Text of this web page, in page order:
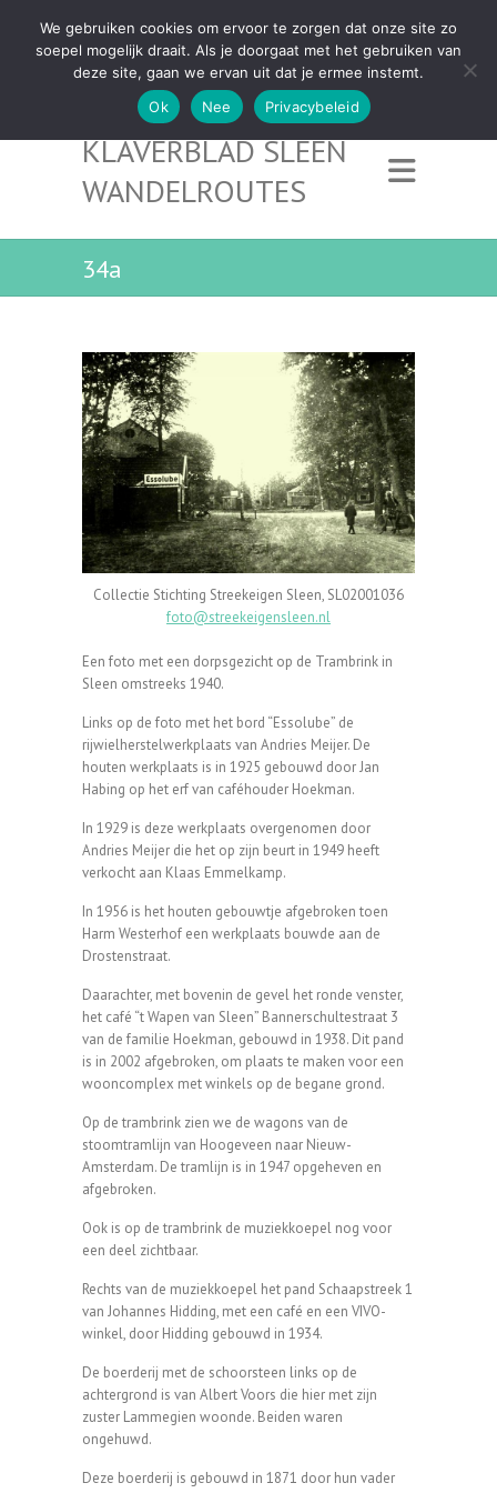
KLAVERBLAD SLEEN
WANDELROUTES
34a
Collectie Stichting Streekeigen Sleen, SL02001036
foto@streekeigensleen.nl
Een foto met een dorpsgezicht op de Trambrink in
Sleen omstreeks 1940.
Links op de foto met het bord “Essolube” de
rijwielherstelwerkplaats van Andries Meijer. De
houten werkplaats is in 1925 gebouwd door Jan
Habing op het erf van caféhouder Hoekman.
In 1929 is deze werkplaats overgenomen door
Andries Meijer die het op zijn beurt in 1949 heeft
verkocht aan Klaas Emmelkamp.
In 1956 is het houten gebouwtje afgebroken toen
Harm Westerhof een werkplaats bouwde aan de
Drostenstraat.
Daarachter, met bovenin de gevel het ronde venster,
het café “t Wapen van Sleen” Bannerschultestraat 3
van de familie Hoekman, gebouwd in 1938. Dit pand
is in 2002 afgebroken, om plaats te maken voor een
wooncomplex met winkels op de begane grond.
Op de trambrink zien we de wagons van de
stoomtramlijn van Hoogeveen naar Nieuw-
Amsterdam. De tramlijn is in 1947 opgeheven en
afgebroken.
Ook is op de trambrink de muziekkoepel nog voor
een deel zichtbaar.
Rechts van de muziekkoepel het pand Schaapstreek 1
van Johannes Hidding, met een café en een VIVO-
winkel, door Hidding gebouwd in 1934.
De boerderij met de schoorsteen links op de
achtergrond is van Albert Voors die hier met zijn
zuster Lammegien woonde. Beiden waren
ongehuwd.
Deze boerderij is gebouwd in 1871 door hun vader
We gebruiken cookies om ervoor te zorgen dat onze site zo
soepel mogelijk draait. Als je doorgaat met het gebruiken van
deze site, gaan we ervan uit dat je ermee instemt.
Ok
Nee Privacybeleid